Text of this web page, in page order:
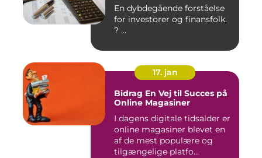
En dybdegående forståelse
for investorer og finansfolk.
? ...
17. jan
Bidrag En Vej til Succes på
Online Magasiner
I dagens digitale tidsalder er
online magasiner blevet en
af de mest populære og
tilgængelige platfo...